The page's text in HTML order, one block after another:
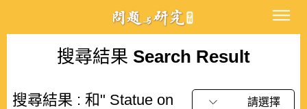
搜尋結果 Search Result
搜尋結果 : 和" Statue on
請選擇